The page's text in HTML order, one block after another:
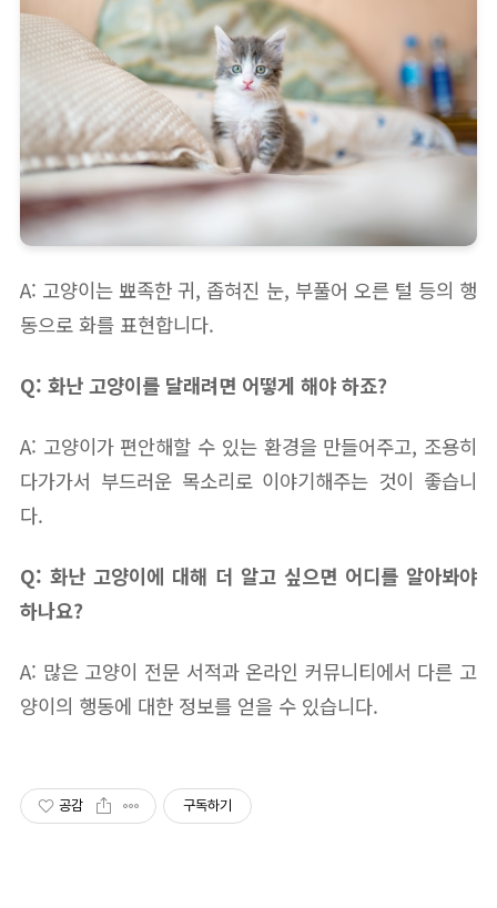
A: 고양이는 뾰족한 귀, 좁혀진 눈, 부풀어 오른 털 등의 행
동으로 화를 표현합니다.
Q: 화난 고양이를 달래려면 어떻게 해야 하죠?
A: 고양이가 편안해할 수 있는 환경을 만들어주고, 조용히
다가가서 부드러운 목소리로 이야기해주는 것이 좋습니
다.
Q: 화난 고양이에 대해 더 알고 싶으면 어디를 알아봐야
하나요?
A: 많은 고양이 전문 서적과 온라인 커뮤니티에서 다른 고
양이의 행동에 대한 정보를 얻을 수 있습니다.
공감 구독하기